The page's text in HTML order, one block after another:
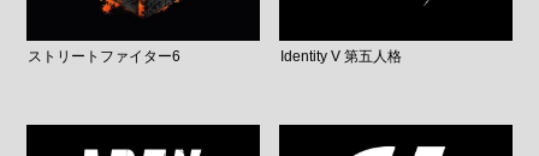
ストリートファイター6 Identity V 第五人格